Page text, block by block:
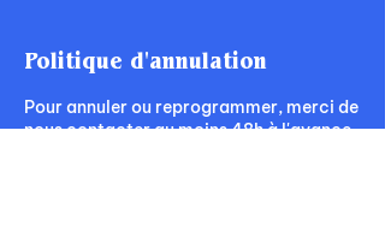
Politique d'annulation
Pour annuler ou reprogrammer, merci de
nous contacter au moins 48h à l'avance,